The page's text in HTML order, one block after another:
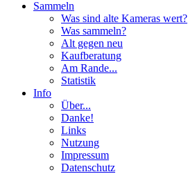
Sammeln
Was sind alte Kameras wert?
Was sammeln?
Alt gegen neu
Kaufberatung
Am Rande...
Statistik
Info
Über...
Danke!
Links
Nutzung
Impressum
Datenschutz